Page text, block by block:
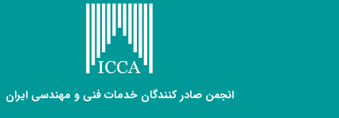
انجمن صادر کنندگان خدمات فنی و مهندسی ایران